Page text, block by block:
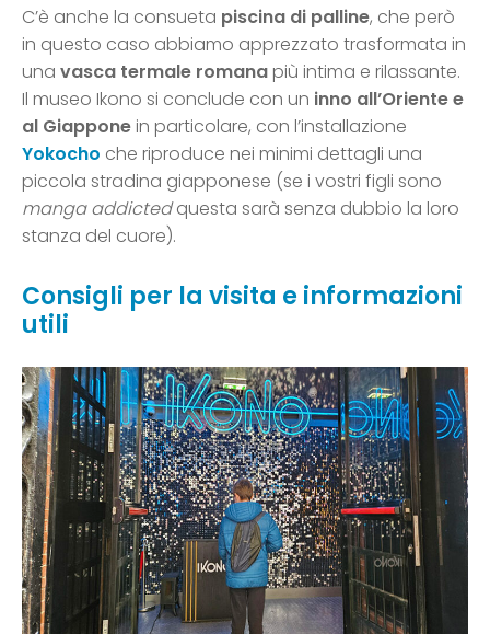
C’è anche la consueta piscina di palline, che però
in questo caso abbiamo apprezzato trasformata in
una vasca termale romanapiù intima e rilassante.
Il museo Ikono si conclude con un inno all’Oriente e
al Giapponein particolare, con l’installazione
Yokocho che riproduce nei minimi dettagli una
piccola stradina giapponese (se i vostri figli sono
manga addictedquesta sarà senza dubbio la loro
stanza del cuore).
Consigli per la visita e informazioni
utili